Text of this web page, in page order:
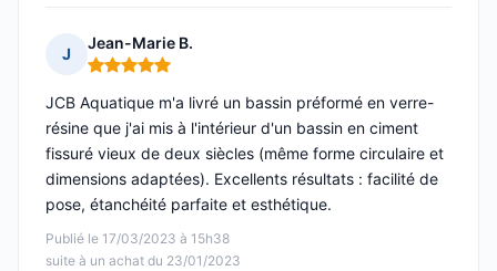
J
Jean-Marie B.
Note : 5 sur 5
Publié le 17/03/2023 à 15h38
suite à un achat du 23/01/2023
JCB Aquatique m'a livré un bassin préformé en verre-
résine que j'ai mis à l'intérieur d'un bassin en ciment
fissuré vieux de deux siècles (même forme circulaire et
dimensions adaptées). Excellents résultats : facilité de
pose, étanchéité parfaite et esthétique.